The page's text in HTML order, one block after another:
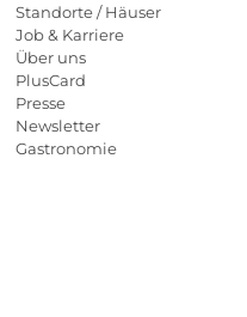
Standorte / Häuser
Job & Karriere
Über uns
PlusCard
Presse
Newsletter
Gastronomie